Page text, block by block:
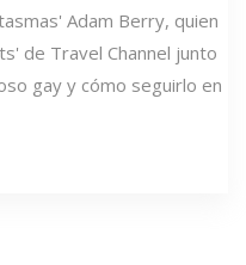
Adam Berry, quien
de Travel Channel junto
gay y cómo seguirlo en